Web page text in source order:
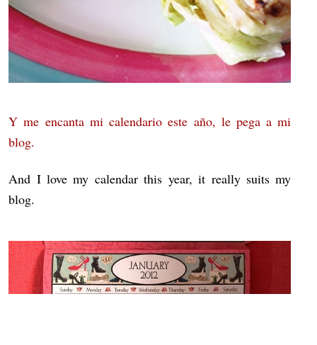
Y me encanta mi calendario este año, le pega a mi
blog.
And I love my calendar this year, it really suits my
blog.